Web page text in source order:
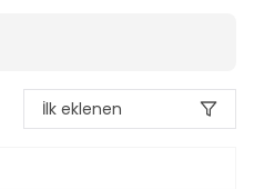
İlk eklenen